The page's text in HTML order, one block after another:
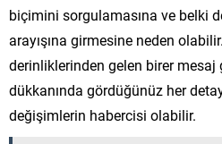
biçimini sorgulamasına ve belki
arayışına girmesine neden
derinliklerinden gelen birer mesaj
dükkanında gördüğünüz her
değişimlerin habercisi olabilir.